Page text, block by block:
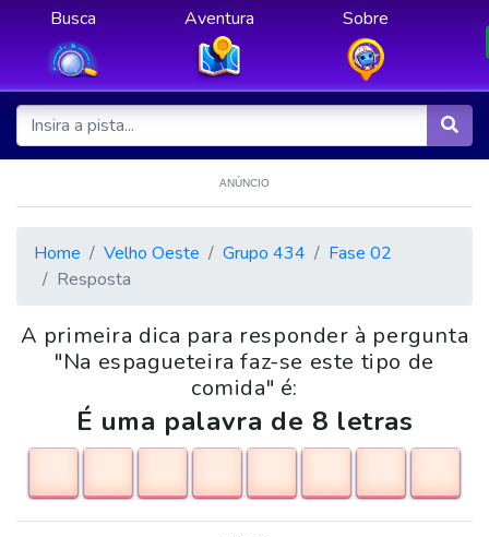
Busca Aventura Sobre
ANÚNCIO
Home Velho Oeste Grupo 434
Fase 02
Resposta
A primeira dica para responder à pergunta
"Na espagueteira faz-se este tipo de
comida" é:
É uma palavra de 8 letras